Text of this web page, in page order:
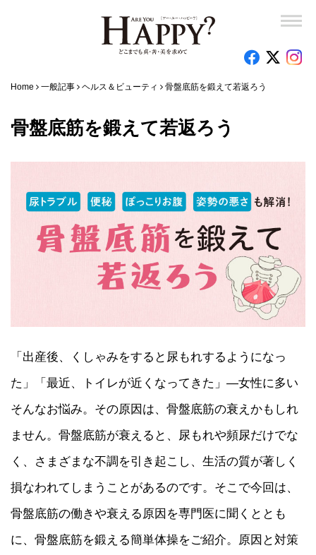
Home 一般記事 ヘルス＆ビューティ 骨盤底筋を鍛えて若返ろう
骨盤底筋を鍛えて若返ろう
「出産後、くしゃみをすると尿もれするようになっ
た」「最近、トイレが近くなってきた」―女性に多い
そんなお悩み。その原因は、骨盤底筋の衰えかもしれ
ません。骨盤底筋が衰えると、尿もれや頻尿だけでな
く、さまざまな不調を引き起こし、生活の質が著しく
損なわれてしまうことがあるのです。そこで今回は、
骨盤底筋の働きや衰える原因を専門医に聞くととも
に、骨盤底筋を鍛える簡単体操をご紹介。原因と対策